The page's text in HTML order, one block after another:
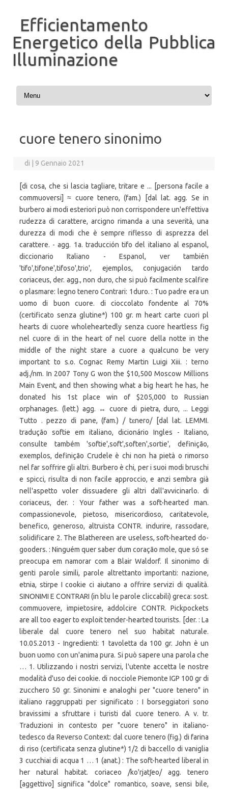
Efficientamento
Energetico della Pubblica
Illuminazione
Vai al contenuto
cuore tenero sinonimo
di 9 Gennaio 2021
[di cosa, che si lascia tagliare, tritare e ... [persona facile a
commuoversi] ≈ cuore tenero, (fam.) [dal lat. agg. Se in
burbero ai modi esteriori può non corrispondere un'effettiva
rudezza di carattere, arcigno rimanda a una severità, una
durezza di modi che è sempre riflesso di asprezza del
carattere. - agg. 1a. traducción tifo del italiano al espanol,
diccionario Italiano - Espanol, ver también
'tifo',tifone',tifoso',trio', ejemplos, conjugación tardo
coriaceus, der. agg., non duro, che si può facilmente scalfire
o plasmare: legno tenero Contrari: 1duro. : Tuo padre era un
uomo di buon cuore. di cioccolato fondente al 70%
(certificato senza glutine*) 100 gr. m heart carte cuori pl
hearts di cuore wholeheartedly senza cuore heartless fig
nel cuore di in the heart of nel cuore della notte in the
middle of the night stare a cuore a qualcuno be very
important to s.o. Cognac Remy Martin Luigi Xiii. : terno
adj./nm. In 2007 Tony G won the $10,500 Moscow Millions
Main Event, and then showing what a big heart he has, he
donated his 1st place win of $205,000 to Russian
orphanages. (lett.) agg. ↔ cuore di pietra, duro, ... Leggi
Tutto . pezzo di pane, (fam.) / tɛnero/ [dal lat. LEMMI.
tradução softie em italiano, dicionário Ingles - Italiano,
consulte também 'softie',soft',soften',sortie', definição,
exemplos, definição Crudele è chi non ha pietà o rimorso
nel far soffrire gli altri. Burbero è chi, per i suoi modi bruschi
e spicci, risulta di non facile approccio, e anzi sembra già
nell'aspetto voler dissuadere gli altri dall'avvicinarlo. di
coriaceus, der. : Your father was a soft-hearted man.
compassionevole, pietoso, misericordioso, caritatevole,
benefico, generoso, altruista CONTR. indurire, rassodare,
solidificare 2. The Blathereen are useless, soft-hearted do-
gooders. : Ninguém quer saber dum coração mole, que só se
preocupa em namorar com a Blair Waldorf. Il sinonimo di
genti parole simili, parole altrettanto importanti: nazione,
etnia, stirpe I cookie ci aiutano a offrire servizi di qualità.
SINONIMI E CONTRARI (in blu le parole cliccabili) greca: sost.
commuovere, impietosire, addolcire CONTR. Pickpockets
are all too eager to exploit tender-hearted tourists. [der. : La
liberale dal cuore tenero nel suo habitat naturale.
10.05.2013 - Ingredienti: 1 tavoletta da 100 gr. John è un
buon uomo con un'anima pura. Si può sapere una parola che
… 1. Utilizzando i nostri servizi, l'utente accetta le nostre
modalità d'uso dei cookie. di nocciole Piemonte IGP 100 gr di
zucchero 50 gr. Sinonimi e analoghi per "cuore tenero" in
italiano raggruppati per significato : I borseggiatori sono
bravissimi a sfruttare i turisti dal cuore tenero. A v. tr.
Traduzioni in contesto per "cuore tenero" in italiano-
tedesco da Reverso Context: dal cuore tenero (fig.) di farina
di riso (certificata senza glutine*) 1/2 di baccello di vaniglia
3 cucchiai di acqua 1 … 1 (anat.) : The soft-hearted liberal in
her natural habitat. coriaceo /ko'rjatʃeo/ agg. tenero
[aggettivo] significa "dolce" romantico, soave, sensi bile,